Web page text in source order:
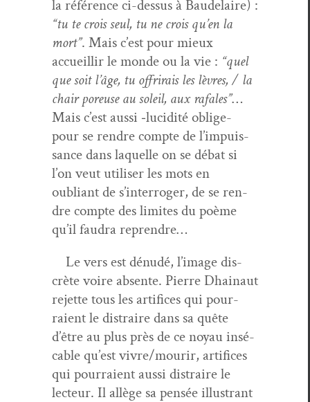
la référence ci-dessus à Baude­laire) :
“tu te crois seul, tu ne crois qu’en la
mort”. Mais c’est pour mieux
accueil­lir le monde ou la vie : “quel
que soit l’âge, tu offrirais les lèvres, / la
chair poreuse au soleil, aux rafales”…
Mais c’est aus­si ‑lucid­ité oblige-
pour se ren­dre compte de l’im­puis­
sance dans laque­lle on se débat si
l’on veut utilis­er les mots en
oubliant de s’in­ter­roger, de se ren­
dre compte des lim­ites du poème
qu’il fau­dra reprendre…
Le vers est dénudé, l’im­age dis­
crète voire absente. Pierre Dhain­aut
rejette tous les arti­fices qui pour­
raient le dis­traire dans sa quête
d’être au plus près de ce noy­au insé­
ca­ble qu’est vivre/mourir, arti­fices
qui pour­raient aus­si dis­traire le
lecteur. Il allège sa pen­sée illus­trant